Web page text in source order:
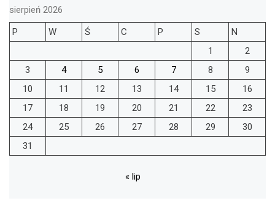
sierpień 2026
P
W Ś C P S
N
1
2
3
4 5 6 7 8
9
10
11 12 13 14 15
16
17
18 19 20 21 22
23
24
25 26 27 28 29
30
31
« lip